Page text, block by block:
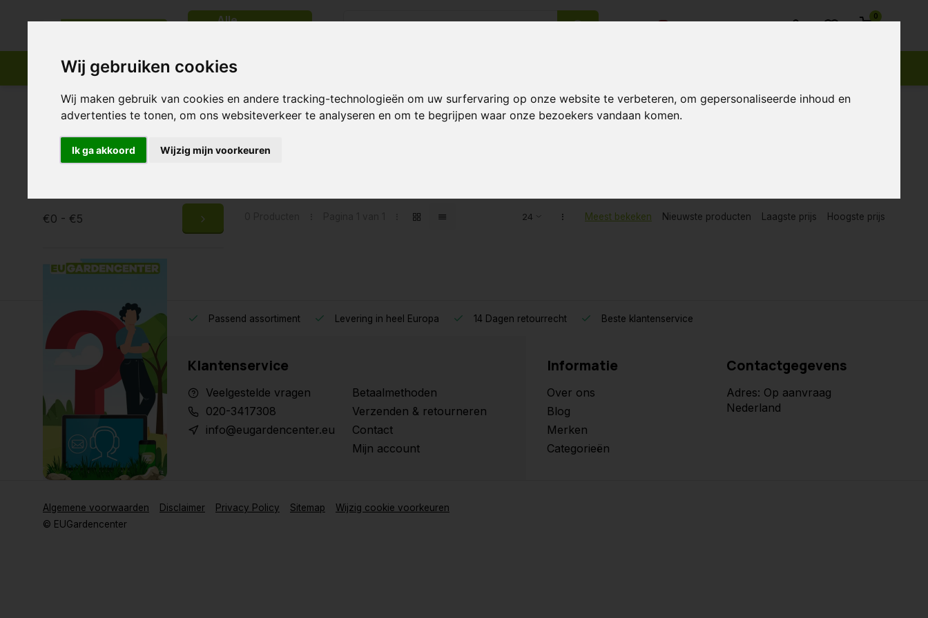
Wij gebruiken cookies
Wij maken gebruik van cookies en andere tracking-technologieën om uw surfervaring op onze website te verbeteren, om gepersonaliseerde inhoud en
advertenties te tonen, om ons websiteverkeer te analyseren en om te begrijpen waar onze bezoekers vandaan komen.
Ik ga akkoord Wijzig mijn voorkeuren
Alle
Klantenservice
0
Passend assortiment Levering in heel Europa 14 Dagen retourrecht Beste klantenservice
Home Tags Protect
Prijs
€0 - €5 Meest bekeken Nieuwste producten Laagste prijs Hoogste prijs
Passend assortiment Levering in heel Europa 14 Dagen retourrecht Beste klantenservice
Klantenservice
Veelgestelde vragen
020-3417308
info@eugardencenter.eu
Betaalmethoden
Verzenden & retourneren
Contact
Mijn account
Informatie
Over ons
Blog
Merken
Categorieën
Contactgegevens
Adres: Op aanvraag
Nederland
Algemene voorwaarden Disclaimer Privacy Policy Sitemap
Wijzig cookie voorkeuren
© EUGardencenter